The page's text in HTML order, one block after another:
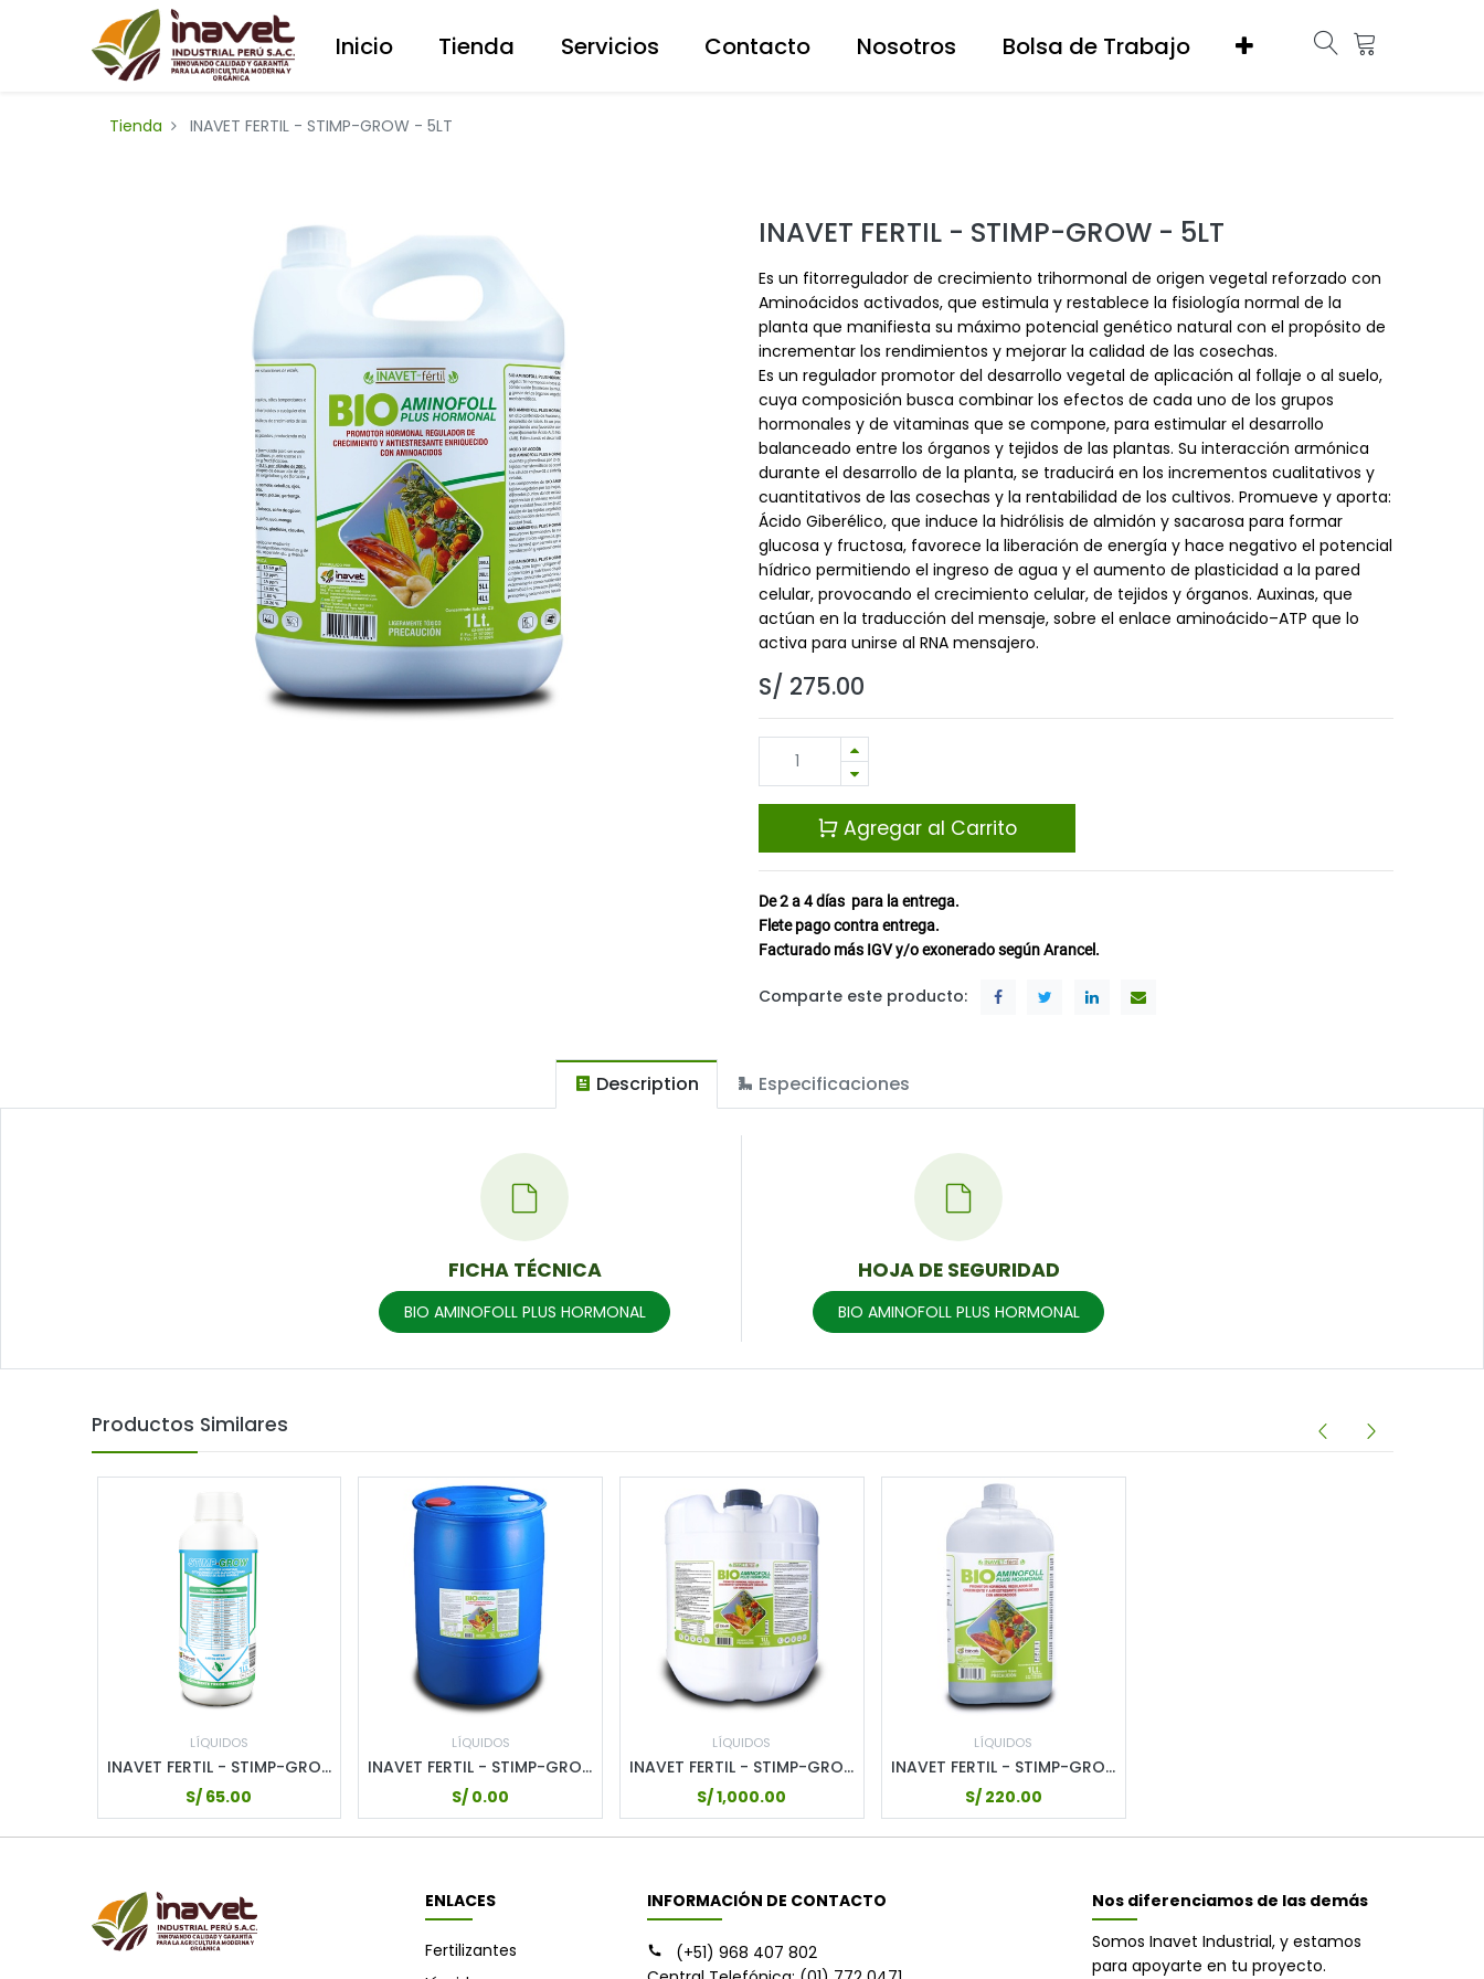
Inicio Tienda Servicios Contacto Nosotros Bolsa de Trabajo
Tienda INAVET FERTIL - STIMP-GROW - 5LT
INAVET FERTIL - STIMP-GROW - 5LT
Es un fitorregulador de crecimiento trihormonal de origen vegetal reforzado con
Aminoácidos activados, que estimula y restablece la fisiología normal de la
planta que manifiesta su máximo potencial genético natural con el propósito de
incrementar los rendimientos y mejorar la calidad de las cosechas.
Es un regulador promotor del desarrollo vegetal de aplicación al follaje o al suelo,
cuya composición busca combinar los efectos de cada uno de los grupos
hormonales y de vitaminas que se compone, para estimular el desarrollo
balanceado entre los órganos y tejidos de las plantas. Su interacción armónica
durante el desarrollo de la planta, se traducirá en los incrementos cualitativos y
cuantitativos de las cosechas y la rentabilidad de los cultivos. Promueve y aporta:
Ácido Giberélico, que induce la hidrólisis de almidón y sacarosa para formar
glucosa y fructosa, favorece la liberación de energía y hace negativo el potencial
hídrico permitiendo el ingreso de agua y el aumento de plasticidad a la pared
celular, provocando el crecimiento celular, de tejidos y órganos. Auxinas, que
actúan en la traducción del mensaje, sobre el enlace aminoácido–ATP que lo
activa para unirse al RNA mensajero.
S/ 275.00
Agregar al Carrito
De 2 a 4días para la entrega.
Flete pago contra entrega.
Facturado más IGV y/o exonerado según Arancel.
Comparte este producto:
Description Especificaciones
FICHA TÉCNICA
BIO AMINOFOLL PLUS HORMONAL
HOJA DE SEGURIDAD
BIO AMINOFOLL PLUS HORMONAL
Productos Similares
LÍQUIDOS
INAVET FERTIL - STIMP-GROW - 1LT
S/ 65.00
LÍQUIDOS
INAVET FERTIL - STIMP-GROW - 200LT
S/ 0.00
LÍQUIDOS
INAVET FERTIL - STIMP-GROW - 20LT
S/1,000.00
LÍQUIDOS
INAVET FERTIL - STIMP-GROW - 4LT
S/ 220.00
ENLACES
Fertilizantes
INFORMACIÓN DE CONTACTO
(+51) 968 407 802
Nos diferenciamos de las demás
Somos Inavet Industrial, y estamos
para apoyarte en tu proyecto.